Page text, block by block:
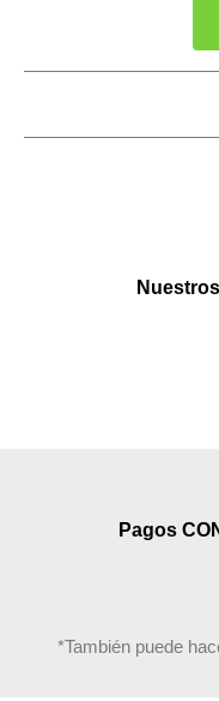
Pagos
*También puede